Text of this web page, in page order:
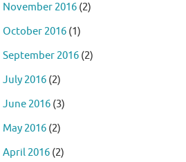
November 2016 (2)
October 2016 (1)
September 2016 (2)
July 2016 (2)
June 2016 (3)
May 2016 (2)
April 2016 (2)